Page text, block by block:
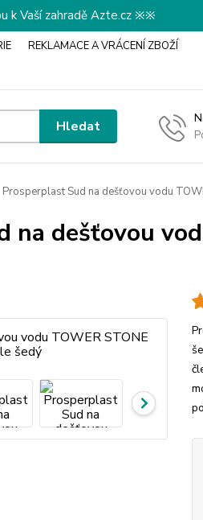
k Vaší zahradě Azte.cz ※※
REKLAMACE A VRÁCENÍ ZBOŽÍ
Hledat
Prosperplast Sud na dešťovou vodu
na dešťovou